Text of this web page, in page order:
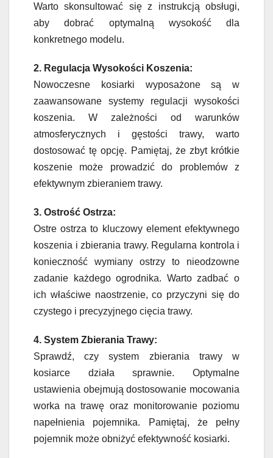
Warto skonsultować się z instrukcją obsługi,
aby dobrać optymalną wysokość dla
konkretnego modelu.
2. Regulacja Wysokości Koszenia:
Nowoczesne kosiarki wyposażone są w
zaawansowane systemy regulacji wysokości
koszenia. W zależności od warunków
atmosferycznych i gęstości trawy, warto
dostosować tę opcję. Pamiętaj, że zbyt krótkie
koszenie może prowadzić do problemów z
efektywnym zbieraniem trawy.
3. Ostrość Ostrza:
Ostre ostrza to kluczowy element efektywnego
koszenia i zbierania trawy. Regularna kontrola i
konieczność wymiany ostrzy to nieodzowne
zadanie każdego ogrodnika. Warto zadbać o
ich właściwe naostrzenie, co przyczyni się do
czystego i precyzyjnego cięcia trawy.
4. System Zbierania Trawy:
Sprawdź, czy system zbierania trawy w
kosiarce działa sprawnie. Optymalne
ustawienia obejmują dostosowanie mocowania
worka na trawę oraz monitorowanie poziomu
napełnienia pojemnika. Pamiętaj, że pełny
pojemnik może obniżyć efektywność kosiarki.